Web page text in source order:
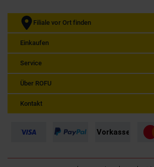
Filiale vor Ort finden
Einkaufen
Service
Über ROFU
Kontakt